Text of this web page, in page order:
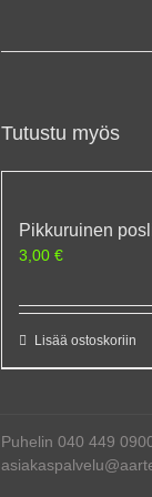
Tutustu myös
Pikkuruinen
3,00 €
Lisää ostoskoriin
Puhelin 040 449